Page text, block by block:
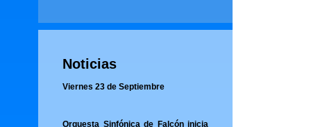
Noticias
Viernes 23 de Septiembre
Orquesta Sinfónica de Falcón inicia